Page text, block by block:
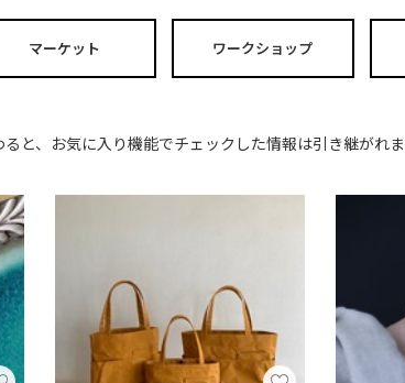
マーケット ワークショップ
と、お気に入り機能でチェックした情報は引き継がれま